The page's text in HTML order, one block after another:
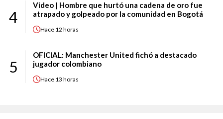
4
Video | Hombre que hurtó una cadena de oro fue
atrapado y golpeado por la comunidad en Bogotá
Hace 12 horas
5
OFICIAL: Manchester United fichó a destacado
jugador colombiano
Hace 13 horas